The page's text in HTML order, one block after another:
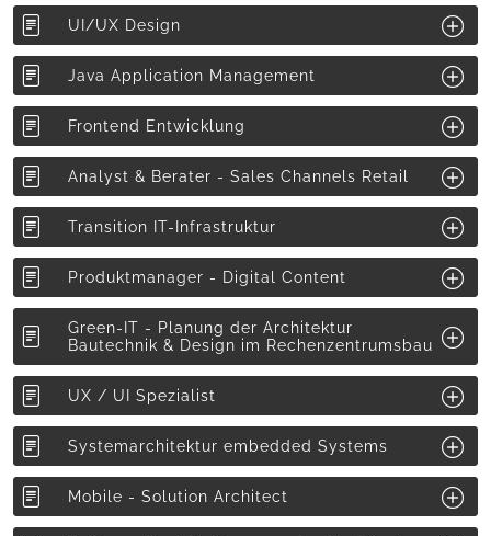
UI/UX Design
Java Application Management
Frontend Entwicklung
Analyst & Berater - Sales Channels Retail
Transition IT-Infrastruktur
Produktmanager - Digital Content
Green-IT - Planung der Architektur
Bautechnik & Design im Rechenzentrumsbau
UX / UI Spezialist
Systemarchitektur embedded Systems
Mobile - Solution Architect